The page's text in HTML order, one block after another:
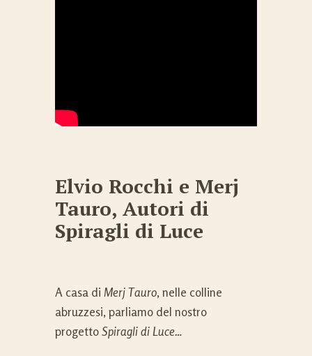
Elvio Rocchi e Merj
Tauro, Autori di
Spiragli di Luce
A casa di Merj Tauro, nelle colline
abruzzesi, parliamo del nostro
progettoSpiragli di Luce…